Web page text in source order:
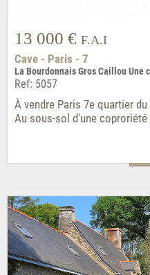
13 000 € F.A.I
Cave - Paris - 7
La Bourdonnais Gros Caillou Une
Ref: 5057
À vendre Paris 7e quartier
Au sous-sol d'une coproriété